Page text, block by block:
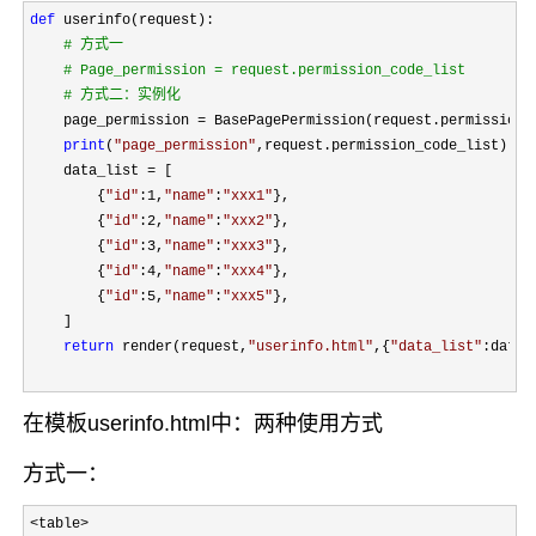
def userinfo(request):
# 方式一
# Page_permission = request.permission_code_list
# 方式二：实例化
    page_permission =
print ( "page_permission",request.permission_code_list)
    data_list
=
        {
"id" :1, "name" : "xxx1" },
        {
"id" :2, "name" : "xxx2" },
        {
"id" :3, "name" : "xxx3" },
        {
"id" :4, "name" : "xxx4" },
        {
"id" :5, "name" : "xxx5" },
return render(request, "userinfo.html",{ "data_list"
在模板userinfo.html中：两种使用方式
方式一：
<table>